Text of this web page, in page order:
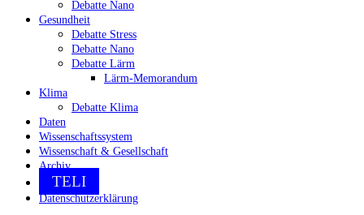
Debatte Nano
Gesundheit
Debatte Stress
Debatte Nano
Debatte Lärm
Lärm-Memorandum
Klima
Debatte Klima
Daten
Wissenschaftssystem
Wissenschaft & Gesellschaft
Archiv
TELI
Datenschutzerklärung